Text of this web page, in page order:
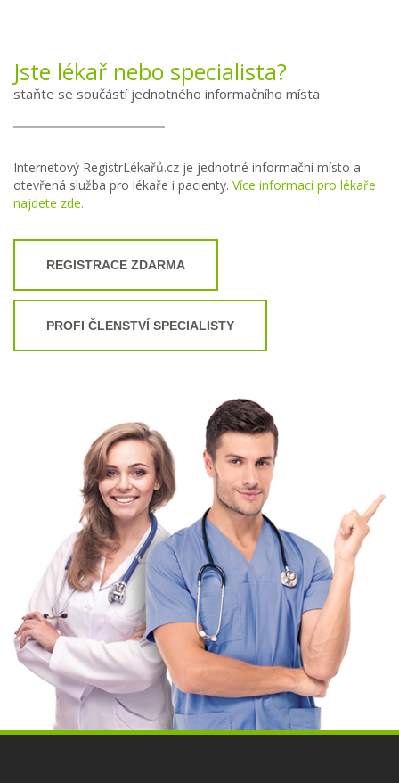
Jste lékař nebo specialista?
staňte se součástí jednotného informačního místa
Internetový RegistrLékařů.cz je jednotné informační místo a
otevřená služba pro lékaře i pacienty. Více informací pro lékaře
najdete zde.
REGISTRACE ZDARMA
PROFI ČLENSTVÍ SPECIALISTY